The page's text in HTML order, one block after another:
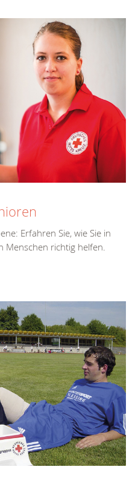
Erfahren Sie, wie Sie in
Menschen richtig helfen.